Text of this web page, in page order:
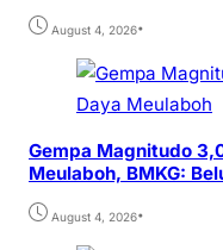
August 4, 2026•
Gempa Magnitudo
Meulaboh, BMKG:
August 4, 2026•